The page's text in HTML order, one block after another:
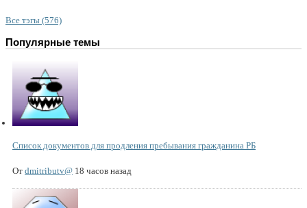
Все тэгы (576)
Популярные темы
Список документов для продления пребывания гражданина РБ
От dmitributv@ 18 часов назад